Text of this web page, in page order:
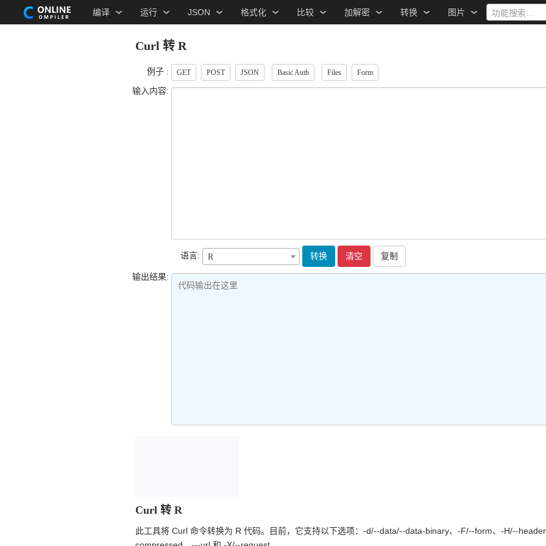
编译 运行 JSON 格式化 比较 加解密 转换 图片 功能搜索...
Curl 转 R
例子 : GET POST JSON Basic Auth Files Form
输入内容:
语言: R 转换 清空 复制
输出结果:
代码输出在这里
Curl 转 R
此工具将 Curl 命令转换为 R 代码。目前，它支持以下选项：-d/--data/--data-binary、-F/--form、-H/--